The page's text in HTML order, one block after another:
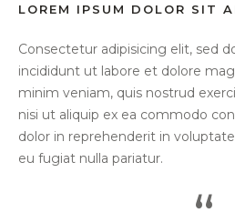
LOREM IPSUM DOLOR SIT
Consectetur adipisicing elit, sed
incididunt ut labore et dolore
minim veniam, quis nostrud
nisi ut aliquip ex ea commodo
dolor in reprehenderit in
eu fugiat nulla pariatur.